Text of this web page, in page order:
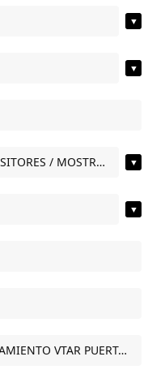
▼
▼
IMPLANTACIONES / LINEALES / EXPOSITORES / MOSTRADORES (12) ▼
▼
RESERVA JAEN (VILLACARRILLO) ALOJAMIENTO VTAR PUERTA DEL SOL ESTUDIO VILLACARRILLO (JAEN) (1)